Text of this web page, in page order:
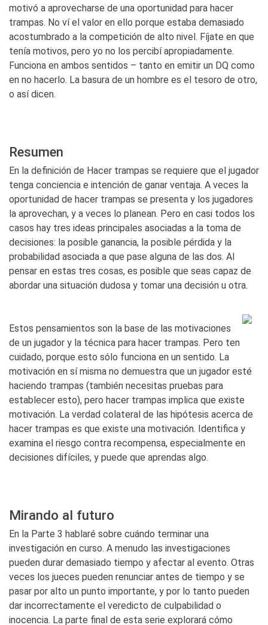
motivó a aprovecharse de una oportunidad para hacer
trampas. No ví el valor en ello porque estaba demasiado
acostumbrado a la competición de alto nivel. Fíjate en que
tenía motivos, pero yo no los percibí apropiadamente.
Funciona en ambos sentidos – tanto en emitir un DQ como
en no hacerlo. La basura de un hombre es el tesoro de otro,
o así dicen.
Resumen
En la definición de Hacer trampas se requiere que el jugador
tenga conciencia e intención de ganar ventaja. A veces la
oportunidad de hacer trampas se presenta y los jugadores
la aprovechan, y a veces lo planean. Pero en casi todos los
casos hay tres ideas principales asociadas a la toma de
decisiones: la posible ganancia, la posible pérdida y la
probabilidad asociada a que pase alguna de las dos. Al
pensar en estas tres cosas, es posible que seas capaz de
abordar una situación dudosa y tomar una decisión u otra.
Estos pensamientos son la base de las motivaciones
de un jugador y la técnica para hacer trampas. Pero ten
cuidado, porque esto sólo funciona en un sentido. La
motivación en sí misma no demuestra que un jugador esté
haciendo trampas (también necesitas pruebas para
establecer esto), pero hacer trampas implica que existe
motivación. La verdad colateral de las hipótesis acerca de
hacer trampas es que existe una motivación. Identifica y
examina el riesgo contra recompensa, especialmente en
decisiones difíciles, y puede que aprendas algo.
Mirando al futuro
En la Parte 3 hablaré sobre cuándo terminar una
investigación en curso. A menudo las investigaciones
pueden durar demasiado tiempo y afectar al evento. Otras
veces los jueces pueden renunciar antes de tiempo y se
pasar por alto un punto importante, y por lo tanto pueden
dar incorrectamente el veredicto de culpabilidad o
inocencia. La parte final de esta serie explorará cómo